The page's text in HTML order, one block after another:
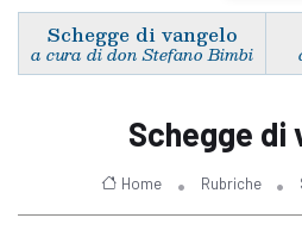
Schegge di vangelo
a cura di don Stefano Bimbi
Schegge di
Home Rubriche